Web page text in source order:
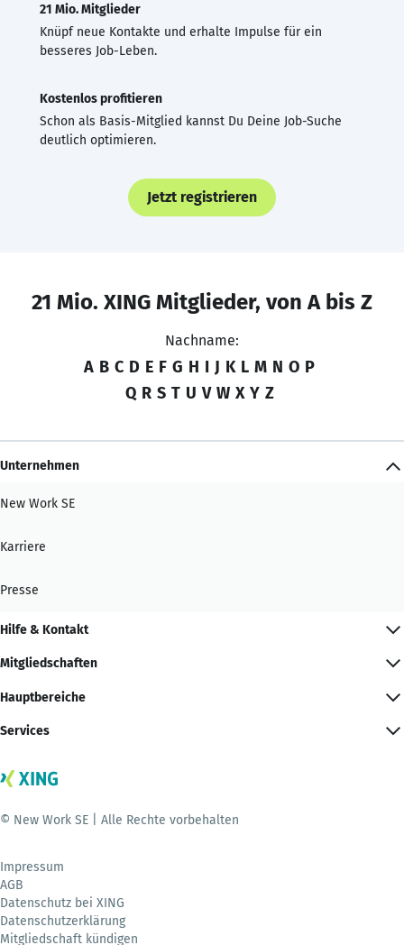
21 Mio. Mitglieder
Knüpf neue Kontakte und erhalte Impulse für ein
besseres Job-Leben.
Kostenlos profitieren
Schon als Basis-Mitglied kannst Du Deine Job-Suche
deutlich optimieren.
Jetzt registrieren
21 Mio. XING Mitglieder, von A bis Z
Nachname:
A B C D E F G H I J K L M N O P
Q R S T U V W X Y Z
Unternehmen
New Work SE
Karriere
Presse
Hilfe & Kontakt
Mitgliedschaften
Hauptbereiche
Services
© New Work SE | Alle Rechte vorbehalten
Impressum
AGB
Datenschutz bei XING
Datenschutzerklärung
Mitgliedschaft kündigen